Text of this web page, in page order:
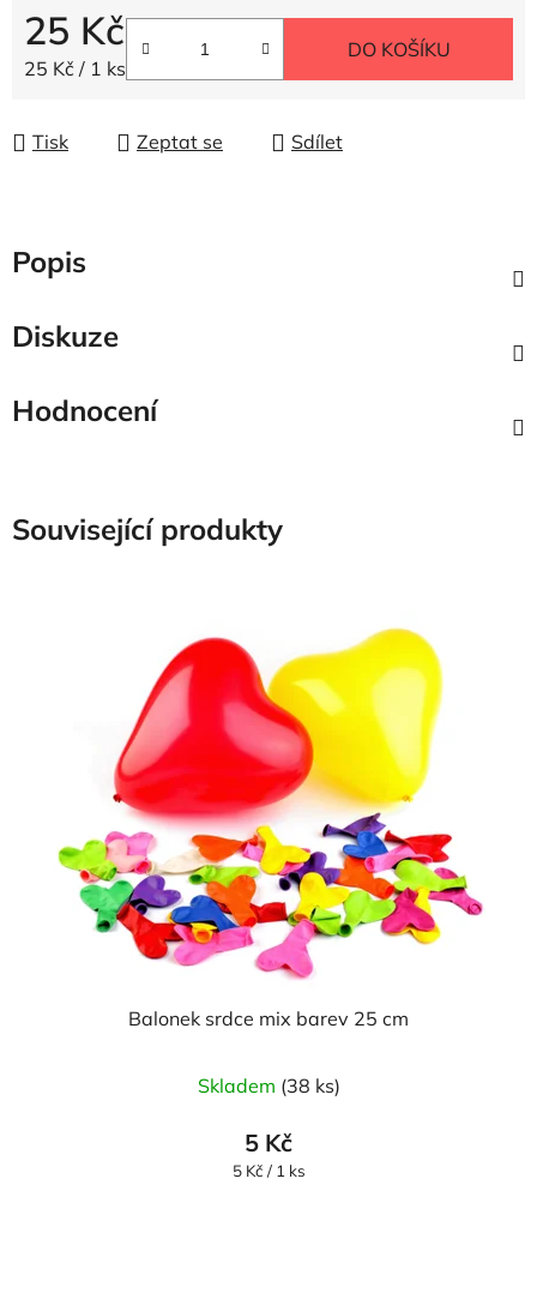
25 Kč
Měrná cena:
25 Kč / 1 ks
DO KOŠÍKU
Tisk Zeptat se Sdílet
Popis
Diskuze
Hodnocení
Související produkty
Balonek srdce mix barev 25 cm
hodnocení
produktu
je
Skladem (38 ks)
5 Kč
Měrná
5 Kč / 1 ks